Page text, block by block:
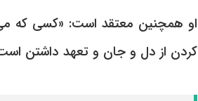
او همچنین معتقد است: «کسی که
کردن از دل و جان و تعهد داشتن